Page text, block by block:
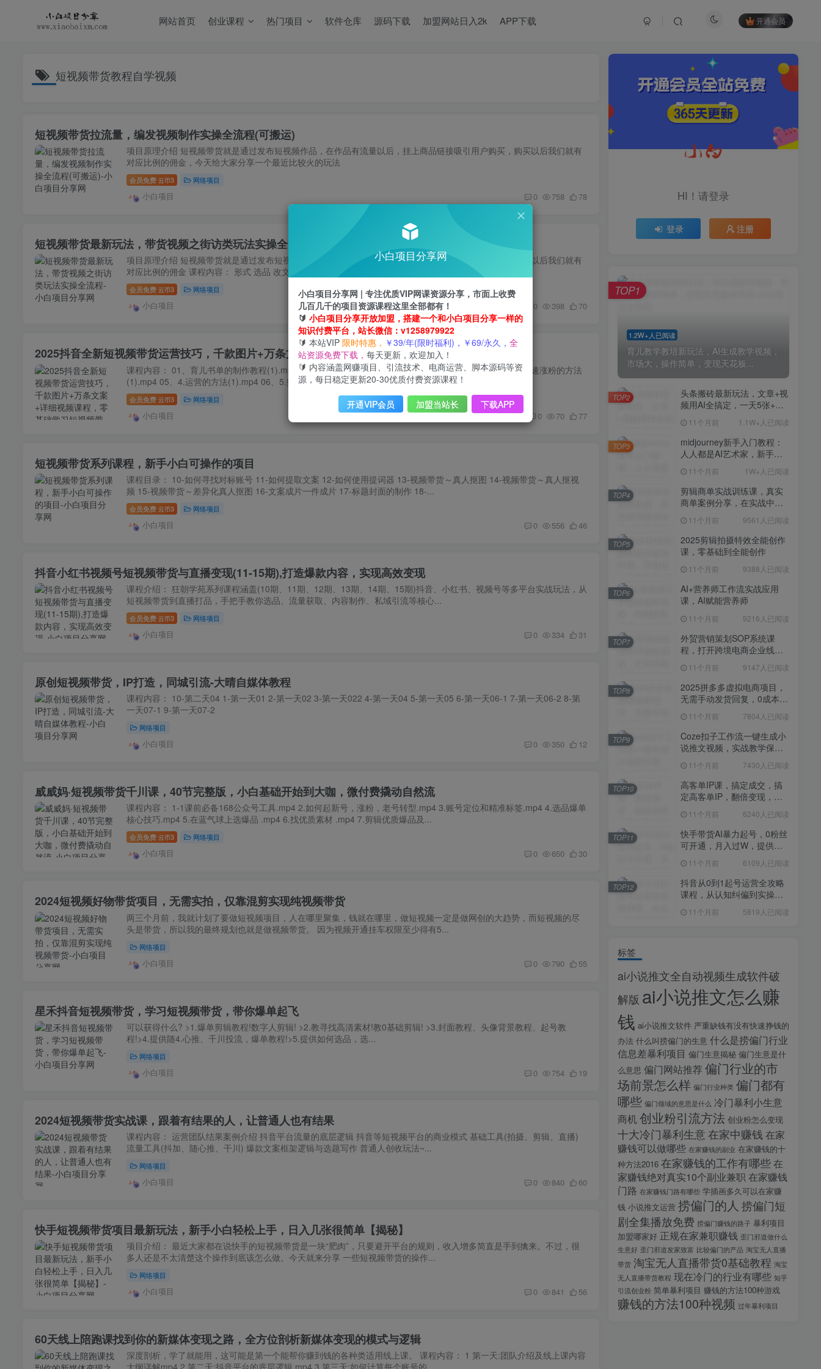
网站首页 创业课程 热门项目 软件仓库 源码下载 加盟网站日入2k APP下载 开通会员
短视频带货教程自学视频
短视频带货拉流量，编发视频制作实操全流程(可搬运)
项目原理介绍 短视频带货就是通过发布短视频作品，在作品有流量以后，挂上商品链接吸引用户购买，购买以后我们就有
对应比例的佣金，今天给大家分享一个最近比较火的玩法
会员免费 云币3 网络项目
小白项目 0 758 78
短视频带货最新玩法，带货视频之街访类玩法实操全流程
项目原理介绍 短视频带货就是通过发布短视频作品，在作品有流量以后，挂上商品链接吸引用户购买，购买以后我们就有
对应比例的佣金 课程内容： 形式 选品 改文案 素材 配音 剪辑
会员免费 云币3 网络项目
小白项目 0 398 70
2025抖音全新短视频带货运营技巧，千款图片+万条文案+详细视频课程，零基础学习短视频带货
课程内容： 01、育儿书单的制作教程(1).mp4 02、1.橱窗的介绍(1).mp4 03.2.选品的方法(1).mp4 04、3.快速涨粉的方法
(1).mp4 05、4.运营的方法(1).mp4 06、5.拍摄的方法(1).mp4 07、6.抖音运营布...
会员免费 云币3 网络项目
小白项目 0 70 77
短视频带货系列课程，新手小白可操作的项目
课程目录： 10-如何寻找对标账号 11-如何提取文案 12-如何使用提词器 13-视频带货～真人抠图 14-视频带货～真人抠视
频 15-视频带货～差异化真人抠图 16-文案成片一件成片 17-标题封面的制作 18-...
会员免费 云币3 网络项目
小白项目 0 556 46
抖音小红书视频号短视频带货与直播变现(11-15期),打造爆款内容，实现高效变现
课程介绍： 狂朝学苑系列课程涵盖(10期、11期、12期、13期、14期、15期)抖音、小红书、视频号等多平台实战玩法，从
短视频带货到直播打品，手把手教你选品、流量获取、内容制作、私域引流等核心...
会员免费 云币3 网络项目
小白项目 0 334 31
原创短视频带货，IP打造，同城引流-大晴自媒体教程
课程内容： 10-第二天04 1-第一天01 2-第一天02 3-第一天022 4-第一天04 5-第一天05 6-第一天06-1 7-第一天06-2 8-第
一天07-1 9-第一天07-2
网络项目
小白项目 0 350 12
威威妈·短视频带货千川课，40节完整版，小白基础开始到大咖，微付费撬动自然流
课程内容： 1-1课前必备168公众号工具.mp4 2.如何起新号，涨粉，老号转型.mp4 3.账号定位和精准标签.mp4 4.选品爆单
核心技巧.mp4 5.在蓝气球上选爆品 .mp4 6.找优质素材 .mp4 7.剪辑优质爆品及...
会员免费 云币3 网络项目
小白项目 0 650 30
2024短视频好物带货项目，无需实拍，仅靠混剪实现纯视频带货
两三个月前，我就计划了要做短视频项目，人在哪里聚集，钱就在哪里，做短视频一定是做网创的大趋势，而短视频的尽
头是带货，所以我的最终规划也就是做视频带货。 因为视频开通挂车权限至少得有5...
网络项目
小白项目 0 790 55
星禾抖音短视频带货，学习短视频带货，带你爆单起飞
可以获得什么? >1.爆单剪辑教程!数字人剪辑! >2.教寻找高清素材!教0基础剪辑! >3.封面教程、头像背景教程、起号教
程!>4.提供随4.心推、千川投流，爆单教程!>5.提供如何选品，选...
网络项目
小白项目 0 754 19
2024短视频带货实战课，跟着有结果的人，让普通人也有结果
课程内容： 运营团队结果案例介绍 抖音平台流量的底层逻辑 抖音等短视频平台的商业模式 基础工具(拍摄、剪辑、直播)
流量工具(抖加、随心推、干川) 爆款文案框架逻辑与选题写作 普通人创收玩法~...
网络项目
小白项目 0 840 60
快手短视频带货项目最新玩法，新手小白轻松上手，日入几张很简单【揭秘】
项目介绍： 最近大家都在说快手的短视频带货是一块“肥肉”，只要避开平台的规则，收入增多简直是手到擒来。不过，很
多人还是不太清楚这个操作到底该怎么做。今天就来分享 一些短视频带货的操作...
网络项目
小白项目 0 841 56
60天线上陪跑课找到你的新媒体变现之路，全方位剖析新媒体变现的模式与逻辑
深度剖析，学了就能用，这可能是第一个能帮你赚到钱的各种类适用线上课。 课程内容： 1 第一天:团队介绍及线上课内容
1.2W+人已阅读
育儿教学教培新玩法，AI生成教学视频，
市场大，操作简单，变现天花板...
TOP1
频用AI全搞定，一天5张+不
是问题，每天只需10分钟
midjourney新手入门教程：
人人都是AI艺术家，新手小
TOP4
11个月前 9388人已阅读
TOP5
AI+营养师工作流实战应用
课，AI赋能营养师
11个月前 9216人已阅读
TOP6
外贸营销策划SOP系统课
程，打开跨境电商企业线上
营销任督二脉
11个月前 9147人已阅读
2025拼多多虚拟电商项目，
无需手动发货回复，0成本，
轻松月入1-5W【揭秘】
11个月前 7804人已阅读
Coze扣子工作流一键生成小
说推文视频，实战教学保姆
级教程11个月前 7430人已阅读
高客单IP课，搞定成交，搞
定高客单IP，翻倍变现，轻
松卖爆，不销而销
11个月前 6240人已阅读
快手带货AI暴力起号，0粉丝
可开通，月入过W，提供账
号就行，适合普通人的懒人
项目【揭秘】
11个月前 6109人已阅读
抖音从0到1起号运营全攻略
课程，从认知纠偏到实操落
地，高效起号变现
11个月前 5819人已阅读
HI！请登录
登录 注册
1.2W+人已阅读
育儿教学教培新玩法，AI生成教学视频，
市场大，操作简单，变现天花板...
TOP1
头条搬砖最新玩法，文章+视
频用AI全搞定，一天5张+不
11个月前 1.1W+人已阅读
TOP2
midjourney新手入门教程：
人人都是AI艺术家，新手小
11个月前 1W+人已阅读
TOP3
剪辑商单实战训练课，真实
商单案例分享，在实战中练
11个月前 9561人已阅读
TOP4
2025剪辑拍摄特效全能创作
课，零基础到全能创作
11个月前 9388人已阅读
TOP5
AI+营养师工作流实战应用
课，AI赋能营养师
11个月前 9216人已阅读
TOP6
外贸营销策划SOP系统课
程，打开跨境电商企业线上
11个月前 9147人已阅读
TOP7
2025拼多多虚拟电商项目，
无需手动发货回复，0成本，
11个月前 7804人已阅读
TOP8
Coze扣子工作流一键生成小
说推文视频，实战教学保姆
11个月前 7430人已阅读
TOP9
高客单IP课，搞定成交，搞
定高客单IP，翻倍变现，轻
11个月前 6240人已阅读
TOP10
快手带货AI暴力起号，0粉丝
可开通，月入过W，提供账
项目【揭秘】
11个月前 6109人已阅读
TOP11
抖音从0到1起号运营全攻略
课程，从认知纠偏到实操落
11个月前 5819人已阅读
TOP12
标签
ai小说推文全自动视频生成软件破
解版 ai小说推文怎么赚
钱 ai小说推文软件 严重缺钱有没有快速挣钱的
办法 什么叫捞偏门的生意 什么是捞偏门行业
信息差暴利项目 偏门生意揭秘 偏门生意是什
么意思 偏门网站推荐 偏门行业的市
场前景怎么样 偏门行业种类 偏门都有
哪些 偏门领域的意思是什么 冷门暴利小生意
商机创业粉引流方法 创业粉怎么变现
十大冷门暴利生意 在家中赚钱 在家
赚钱可以做哪些 在家赚钱的副业 在家赚钱的十
种方法2016 在家赚钱的工作有哪些在
家赚钱绝对真实10个副业兼职 在家赚钱
门路 在家赚钱门路有哪些 学插画多久可以在家赚
钱 小说推文运营 捞偏门的人 捞偏门短
剧全集播放免费 捞偏门赚钱的路子 暴利项目
加盟哪家好 正规在家兼职赚钱 歪门邪道做什么
生意好 歪门邪道发家致富 比较偏门的产品 淘宝无人直播
带货 淘宝无人直播带货0基础教程 淘宝
无人直播带货教程 现在冷门的行业有哪些 知乎
引流创业粉 简单暴利项目 赚钱的方法100种游戏
赚钱的方法100种视频 过年暴利项目
小白项目分享网
小白项目分享网 | 专注优质VIP网课资源分享，市面上收费
几百几千的项目资源课程这里全部都有！
🔰 小白项目分享开放加盟，搭建一个和小白项目分享一样的
知识付费平台，站长微信：v1258979922
🔰 本站VIP 限时特惠， ￥39/年(限时福利)，￥69/永久， 全
站资源免费下载， 每天更新，欢迎加入！
🔰 内容涵盖网赚项目、引流技术、电商运营、脚本源码等资
源，每日稳定更新20-30优质付费资源课程！
开通VIP会员 加盟当站长 下载APP